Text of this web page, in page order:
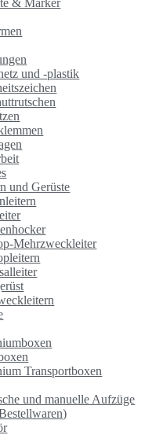
& Marker
und -plastik
und Gerüste
Mehrzweckleiter
Transportboxen
und manuelle Aufzüge